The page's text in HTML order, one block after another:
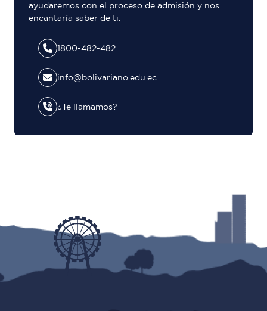
ayudaremos con el proceso de admisión y nos
encantaría saber de ti.
1800-482-482
info@bolivariano.edu.ec
¿Te llamamos?